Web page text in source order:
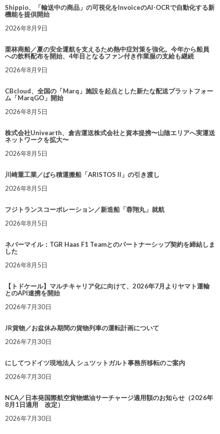
Shippio、「輸送中の商品」の可視化をInvoiceのAI-OCRで自動化する新
機能を提供開始
2026年8月9日
栗林商船／夏の安全運航を支えるため熱中症対策を強化。今年から船員
への飲料配布を開始、4年目となるファン付き作業服の支給も継続
2026年8月9日
CBcloud、全国の「Marq」施設を起点とした新たな配送プラットフォー
ム「MarqGO」開始
2026年8月5日
株式会社Univearth、倉吉運送株式会社と資本提携〜山陰エリアへ実運送
ネットワークを拡大〜
2026年8月5日
川崎重工業／ばら積運搬船「ARISTOS II」の引き渡し
2026年8月5日
フジトランスコーポレーション／新造船「蓉翔丸」就航
2026年8月5日
ネバーマイル：TGR Haas F1 Teamとのパートナーシップ契約を締結しま
した
2026年8月5日
【トドケール】マルチキャリア化に向けて、2026年7月よりヤマト運輸
とのAPI連携を開始
2026年7月30日
JR貨物／お盆休み期間の貨物列車の運転計画について
2026年7月30日
にしてつドイツ現地法人 シュツットガルト事務所移転のご案内
2026年7月30日
NCA／日本発国際航空貨物燃油サーチャージ適用額のお知らせ（2026年
8月1日適用 改定）
2026年7月30日